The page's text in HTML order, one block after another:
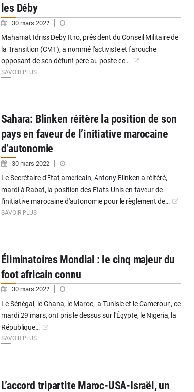
les Déby
30 mars 2022
Mahamat Idriss Deby Itno, président du Conseil Militaire de
la Transition (CMT), a nommé l'activiste et farouche
opposant de son défunt père au poste de…
SAVOIR PLUS
Sahara: Blinken réitère la position de son
pays en faveur de l’initiative marocaine
d’autonomie
30 mars 2022
Le Secrétaire d'État américain, Antony Blinken a réitéré,
mardi à Rabat, la position des Etats-Unis en faveur de
l'initiative marocaine d'autonomie pour le règlement de…
SAVOIR PLUS
Éliminatoires Mondial : le cinq majeur du
foot africain connu
30 mars 2022
Le Sénégal, le Ghana, le Maroc, la Tunisie et le Cameroun, ce
mardi 29 mars, ont pris le dessus sur l'Égypte, le Nigeria, la
République…
SAVOIR PLUS
L’accord tripartite Maroc-USA-Israël, un